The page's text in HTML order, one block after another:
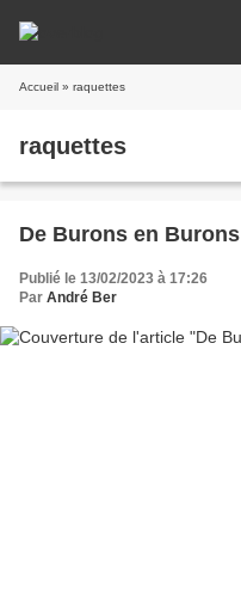
Accueil » raquettes
raquettes
De Burons en Burons
Publié le 13/02/2023 à 17:26
Par André Ber